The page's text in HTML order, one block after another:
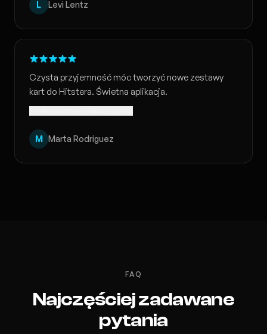
L Levi Lentz
Czysta przyjemność móc tworzyć nowe zestawy
kart do Hitstera. Świetna aplikacja.
M Marta Rodriguez
FAQ
Najczęściej zadawane
pytania